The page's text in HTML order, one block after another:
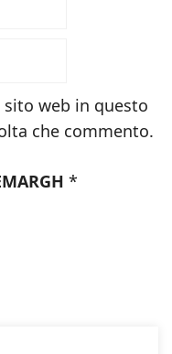
web in questo
che commento.
*